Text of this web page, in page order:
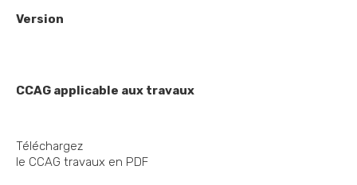
Version
CCAG applicable aux travaux
Téléchargez
le CCAG travaux en PDF